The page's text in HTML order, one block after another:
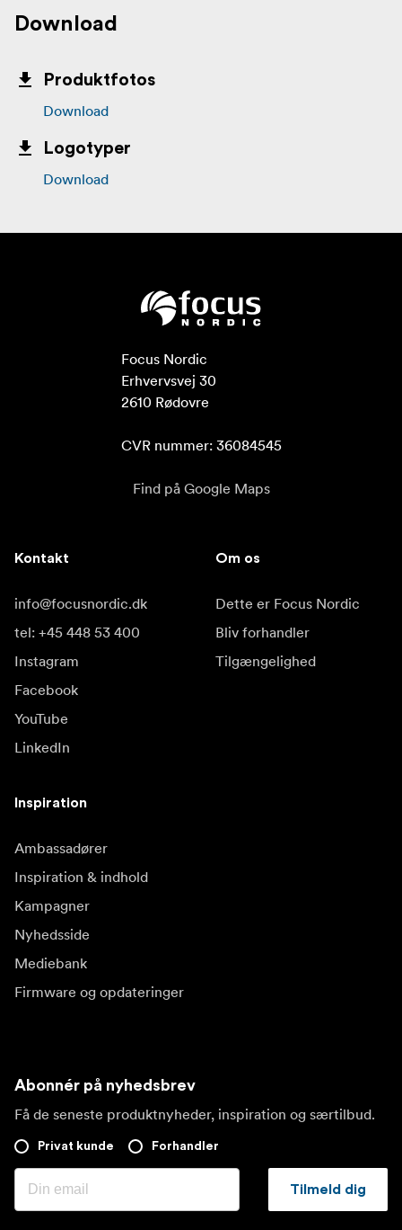
Download
Produktfotos
Download
Logotyper
Download
Focus Nordic
Erhvervsvej 30
2610 Rødovre
CVR nummer: 36084545
Find på Google Maps
Kontakt
info@focusnordic.dk
tel: +45 448 53 400
Instagram
Facebook
YouTube
LinkedIn
Om os
Dette er Focus Nordic
Bliv forhandler
Tilgængelighed
Inspiration
Ambassadører
Inspiration & indhold
Kampagner
Nyhedsside
Mediebank
Firmware og opdateringer
Abonnér på nyhedsbrev
Få de seneste produktnyheder, inspiration og særtilbud.
Privat kunde Forhandler
Tilmeld dig